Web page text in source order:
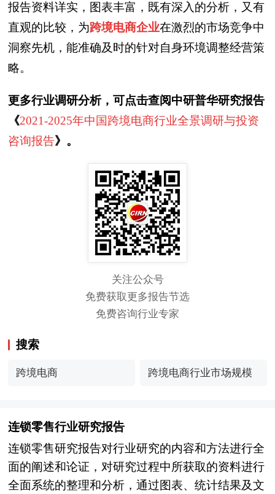
报告资料详实，图表丰富，既有深入的分析，又有
直观的比较，为跨境电商企业在激烈的市场竞争中
洞察先机，能准确及时的针对自身环境调整经营策
略。
更多行业调研分析，可点击查阅中研普华研究报告
《2021-2025年中国跨境电商行业全景调研与投资
咨询报告》。
关注公众号
免费获取更多报告节选
免费咨询行业专家
搜索
跨境电商 跨境电商行业市场规模
连锁零售行业研究报告
连锁零售研究报告对行业研究的内容和方法进行全
面的阐述和论证，对研究过程中所获取的资料进行
全面系统的整理和分析，通过图表、统计结果及文